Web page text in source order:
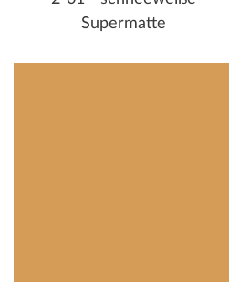
Supermatte